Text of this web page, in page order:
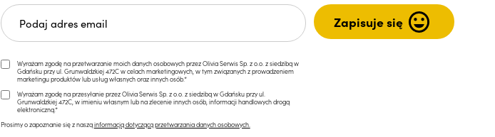
Wyrażam zgodę na przetwarzanie moich danych osobowych przez Olivia Serwis Sp. z o.o. z siedzibą w
Gdańsku przy ul. Grunwaldzkiej 472C w celach marketingowych, w tym związanych z prowadzeniem
marketingu produktów lub usług własnych oraz innych osób.*
Wyrażam zgodę na przesyłanie przez Olivia Serwis Sp. z o.o. z siedzibą w Gdańsku przy ul.
Grunwaldzkiej 472C, w imieniu własnym lub na zlecenie innych osób, informacji handlowych drogą
elektroniczną.*
Prosimy o zapoznanie się z nasząinformacją dotyczącą przetwarzania danych osobowych.